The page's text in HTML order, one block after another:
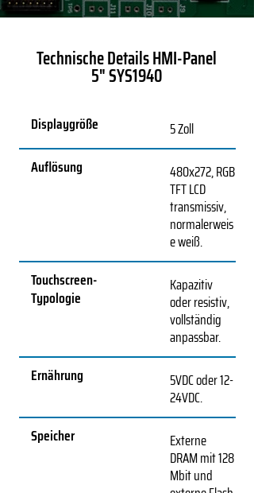
Technische Details HMI-Panel
5" SYS1940
Displaygröße 5 Zoll
Auflösung
480x272, RGB
TFT LCD
transmissiv,
normalerweis
e weiß.
Touchscreen-
Typologie
Kapazitiv
oder resistiv,
vollständig
anpassbar.
Ernährung
5VDC oder 12-
24VDC.
Speicher
Externe
DRAM mit 128
Mbit und